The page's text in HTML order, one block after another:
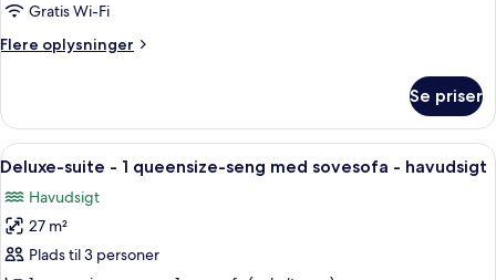
1
queensize-
seng
delvis
havudsigt
Gratis Wi-Fi
Flere oplysninger
Flere
dobbeltværelse
1
seng
havudsigt
Se priser
Indlæs
alle
billeder
af
Deluxe-
Et moderne soveværelse med en
14
Deluxe-suite - 1 queensize-seng med sovesofa - havudsigt
Havudsigt
27 m²
Plads til 3 personer